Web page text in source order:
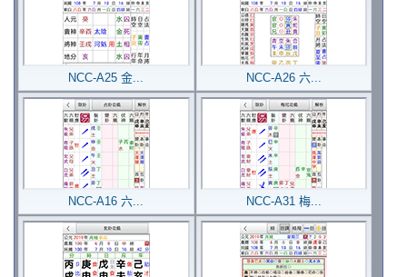
NCC-A25 金... NCC-A26 六...
NCC-A16 六... NCC-A31 梅...